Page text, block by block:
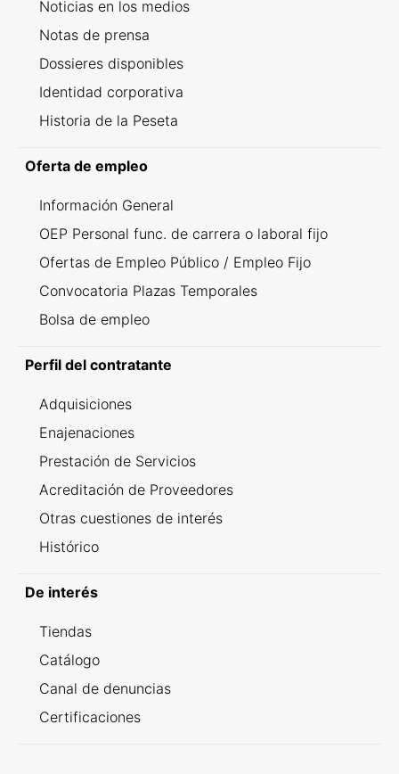
Noticias en los medios
Notas de prensa
Dossieres disponibles
Identidad corporativa
Historia de la Peseta
Oferta de empleo
Información General
OEP Personal func. de carrera o laboral fijo
Ofertas de Empleo Público / Empleo Fijo
Convocatoria Plazas Temporales
Bolsa de empleo
Perfil del contratante
Adquisiciones
Enajenaciones
Prestación de Servicios
Acreditación de Proveedores
Otras cuestiones de interés
Histórico
De interés
Tiendas
Catálogo
Canal de denuncias
Certificaciones